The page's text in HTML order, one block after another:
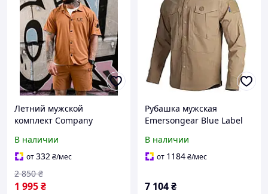
Летний мужской
комплект Company
олива
В наличии
от332₴/мес
1 995₴
2 850 ₴
Рубашка мужская
Emersongear Blue Label
Coyote
В наличии
от 1184₴/мес
7 104₴